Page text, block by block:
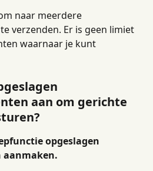
naar meerdere
verzenden. Er is geen limiet
waarnaar je kunt
aan om gerichte
opgeslagen
aanmaken.